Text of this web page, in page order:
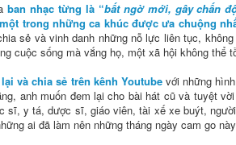
ban nhạc từng là “bất ngờ mới, gây chấn
một trong những ca khúc được ưa chuộng
sẻ và vinh danh những nỗ lực liên tục,
cuộc sống mà vắng họ, một xã hội không thể
và chia sẻ trên kênh Youtubevới những
anh muốn đem lại cho bài hát cũ và tuyệt
sĩ, y tá, dược sĩ, giáo viên, tài xế xe buýt,
ai đã làm nên những tháng ngày cam go